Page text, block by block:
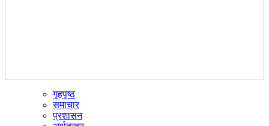
गृहपृष्ठ
समाचार
प्रशासन